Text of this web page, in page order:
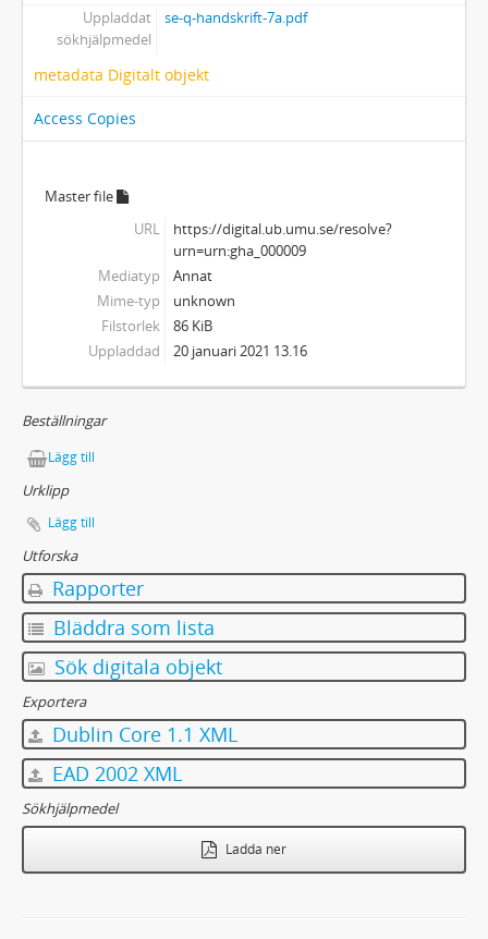
Uppladdat
sökhjälpmedel
se-q-handskrift-7a.pdf
metadata Digitalt objekt
Access Copies
Master file
URL
https://digital.ub.umu.se/resolve?
urn=urn:gha_000009
Mediatyp
Annat
Mime-typ
unknown
Filstorlek
86 KiB
Uppladdad
20 januari 2021 13.16
Beställningar
Lägg till
Urklipp
Lägg till
Utforska
Rapporter
Bläddra som lista
Sök digitala objekt
Exportera
Dublin Core 1.1 XML
EAD 2002 XML
Sökhjälpmedel
Ladda ner